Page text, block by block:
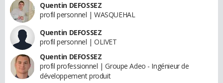
Quentin DEFOSSEZ
profil personnel | WASQUEHAL
Quentin DEFOSSEZ
profil personnel | OLIVET
Quentin DEFOSSEZ
profil professionnel | Groupe Adeo - Ingénieur de
développement produit